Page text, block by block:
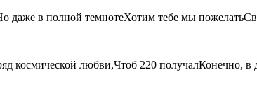
даже в полной темнотеХотим тебе мы
космической любви,Чтоб 220 получалКонечно, в